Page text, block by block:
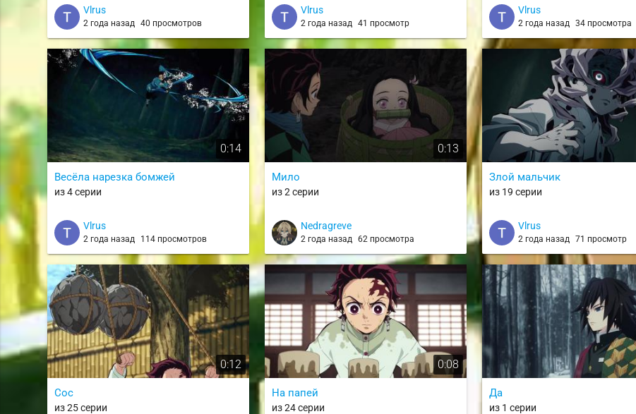
Vlrus
2 года назад 40 просмотров
Vlrus
2 года назад 41 просмотр
Vlrus
2 года назад 34 просмотра
0:14
Весёла нарезка бомжей
из 4 серии
Vlrus
2 года назад 114 просмотров
0:13
Мило
из 2 серии
Nedragreve
2 года назад 62 просмотра
Злой мальчик
из 19 серии
Vlrus
2 года назад 71 просмотр
0:12
Сос
из 25 серии
0:08
На папей
из 24 серии
Да
из 1 серии